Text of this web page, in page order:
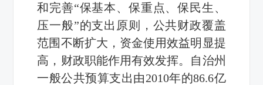
和完善“保基本、保重点、保民生、
压一般”的支出原则，公共财政覆盖
范围不断扩大，资金使用效益明显提
高，财政职能作用有效发挥。自治州
一般公共预算支出由2010年的86.6亿